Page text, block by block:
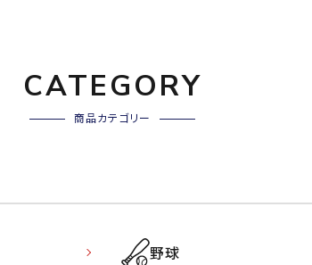
CATEGORY
商品カテゴリー
野球